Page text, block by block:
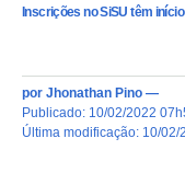
Inscrições no SiSU têm
por Jhonathan Pino —
publicado: 10/02/2022
última modificação: 10/02/